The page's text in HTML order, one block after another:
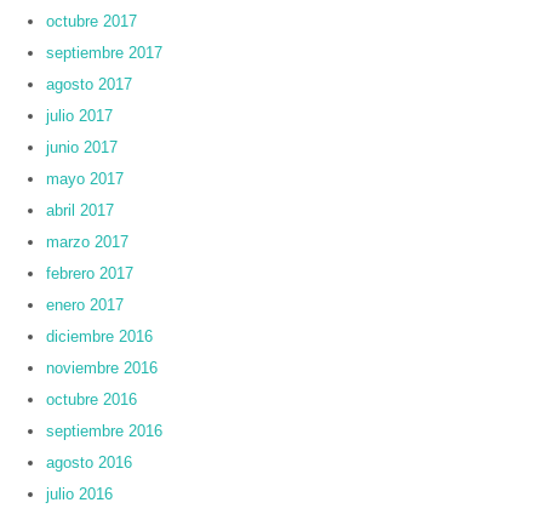
octubre 2017
septiembre 2017
agosto 2017
julio 2017
junio 2017
mayo 2017
abril 2017
marzo 2017
febrero 2017
enero 2017
diciembre 2016
noviembre 2016
octubre 2016
septiembre 2016
agosto 2016
julio 2016